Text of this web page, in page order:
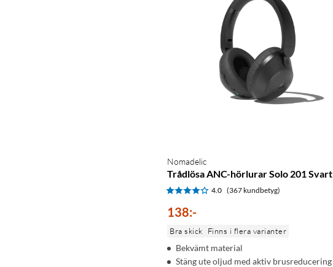
Nomadelic
Trådlösa ANC-hörlurar Solo 201 Svart
4.0 (367 kundbetyg)
138:-
Bra skick Finns i flera varianter
Bekvämt material
Stäng ute oljud med aktiv brusreducering